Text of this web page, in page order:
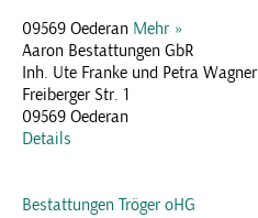
09569 Oederan Mehr »
Aaron Bestattungen GbR
Inh. Ute Franke und Petra Wagner
Freiberger Str. 1
09569 Oederan
Details
Bestattungen Tröger oHG